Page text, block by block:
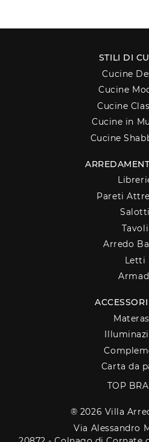
STILI DI
Cucine
Cucine
Cucine
Cucine in
Cucine
Pareti
Salotti
Tavoli
Arredo
Letti
Carta da
TOP
® 2026 Villa
Via Alessandro